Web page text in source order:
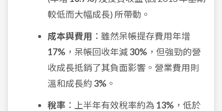
較低而大幅成長) 所帶動。
成本與費用 ：雖然呆帳提存費用年增
17% ，呆帳回收年減30% ，但強勁的營
收成長抵銷了其負面影響。營業費用則
溫和成長約 3% 。
稅率 ：上半年有效稅率約為 13% ，低於